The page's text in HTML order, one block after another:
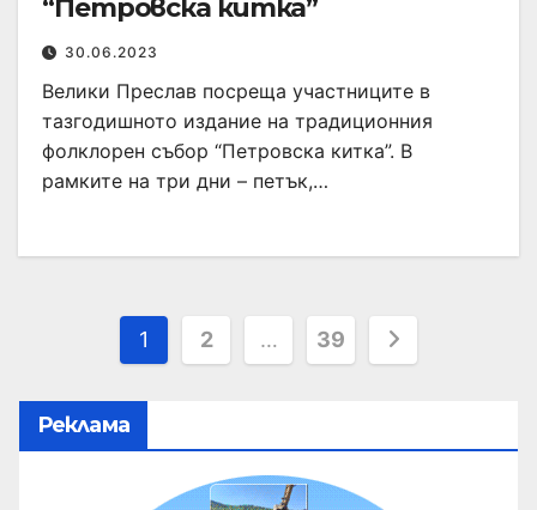
“Петровска китка”
30.06.2023
Велики Преслав посреща участниците в
тазгодишното издание на традиционния
фолклорен събор “Петровска китка”. В
рамките на три дни – петък,…
1 2 … 39
Реклама